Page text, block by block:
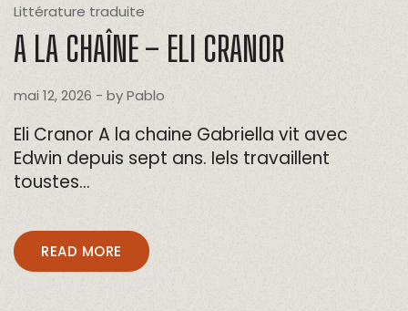
Littérature traduite
A LA CHAÎNE – ELI CRANOR
mai 12, 2026 - byPablo
Eli Cranor A la chaine Gabriella vit avec
Edwin depuis sept ans. Iels travaillent
toustes…
READ MORE